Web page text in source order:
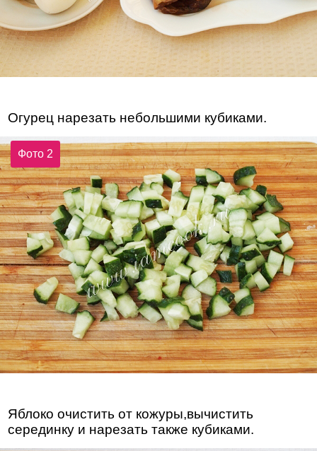
Огурец нарезать небольшими кубиками.
Фото 2
Яблоко очистить от кожуры,вычистить
серединку и нарезать также кубиками.